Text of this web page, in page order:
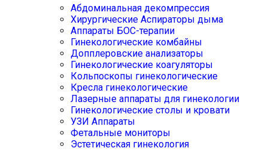
Абдоминальная декомпрессия
Хирургические Аспираторы дыма
Аппараты БОС-терапии
Гинекологические комбайны
Допплеровские анализаторы
Гинекологические коагуляторы
Кольпоскопы гинекологические
Кресла гинекологические
Лазерные аппараты для гинекологии
Гинекологические столы и кровати
УЗИ Аппараты
Фетальные мониторы
Эстетическая гинекология